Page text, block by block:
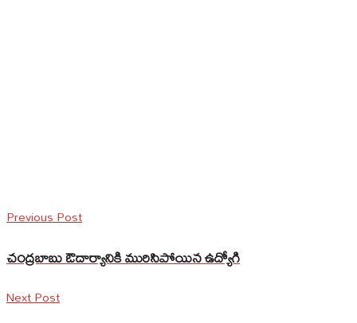
Previous Post
చంద్రబాబు ఔదార్యానికి మురిసిపోయిన ఉద్యోగి
Next Post